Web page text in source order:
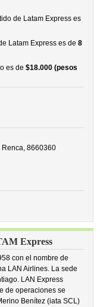
de Latam Express es
Latam Express es de8
es de$18.000 (pesos
Renca, 8660360
Express
con el nombre de
LAN Airlines. La sede
LAN Express
de operaciones se
Benítez (iata SCL)